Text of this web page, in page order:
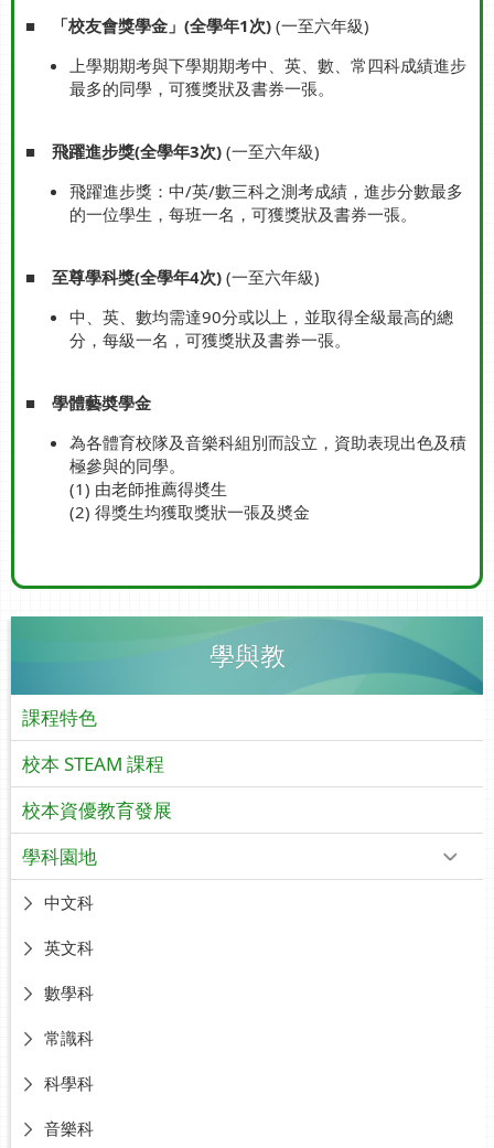
■ 「校友會獎學金」(全學年1次) (一至六年級)
上學期期考與下學期期考中、英、數、常四科成績進步
最多的同學，可獲獎狀及書券一張。
■ 飛躍進步獎(全學年3次) (一至六年級)
飛躍進步獎：中/英/數三科之測考成績，進步分數最多
的一位學生，每班一名，可獲獎狀及書券一張。
■ 至尊學科獎(全學年4次) (一至六年級)
中、英、數均需達90分或以上，並取得全級最高的總
分，每級一名，可獲獎狀及書券一張。
■ 學體藝奬學金
為各體育校隊及音樂科組別而設立，資助表現出色及積
極參與的同學。
(1) 由老師推薦得奬生
(2) 得獎生均獲取獎狀一張及奬金
學與教
課程特色
校本 STEAM 課程
校本資優教育發展
學科園地
中文科
英文科
數學科
常識科
科學科
音樂科